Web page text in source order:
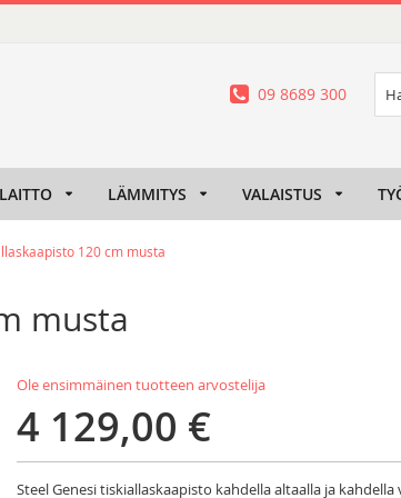
09 8689 300
LÄMMITYS VALAISTUS
120 cm musta
musta
Ole ensimmäinen tuotteen arvostelija
4 129,00 €
Steel Genesi tiskiallaskaapisto kahdella altaalla ja